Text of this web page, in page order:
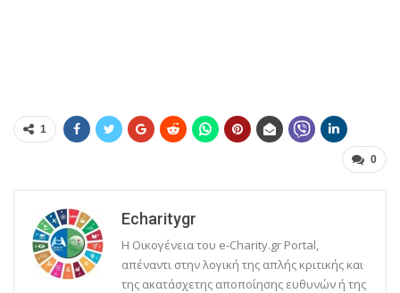
1
0
Echaritygr
Η Οικογένεια του e-Charity.gr Portal,
απέναντι στην λογική της απλής κριτικής και
της ακατάσχετης αποποίησης ευθυνών ή της